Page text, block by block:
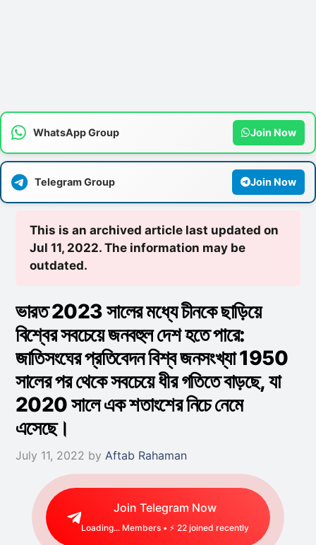
WhatsApp Group Join Now
Telegram Group Join Now
This is an archived article last updated on
Jul 11, 2022. The information may be
outdated.
ভারত 2023 সালের মধ্যে চীনকে ছাড়িয়ে
বিশ্বের সবচেয়ে জনবহুল দেশ হতে পারে:
জাতিসংঘের প্রতিবেদন বিশ্ব জনসংখ্যা 1950
সালের পর থেকে সবচেয়ে ধীর গতিতে বাড়ছে, যা
2020 সালে এক শতাংশের নিচে নেমে
এসেছে।
July 11, 2022 by Aftab Rahaman
Join Telegram Now
Loading...Members • ⚡ 47 joined recently